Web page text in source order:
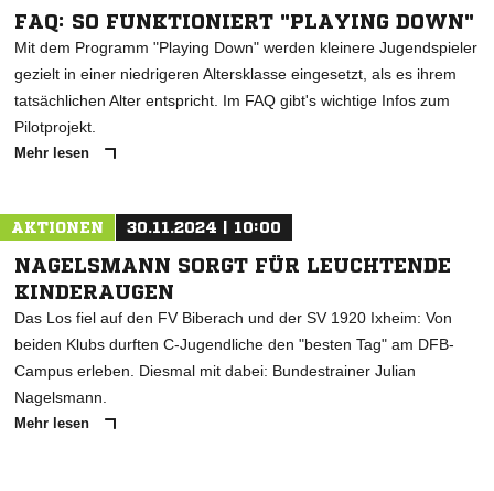
FAQ: SO FUNKTIONIERT "PLAYING DOWN"
Mit dem Programm "Playing Down" werden kleinere Jugendspieler
gezielt in einer niedrigeren Altersklasse eingesetzt, als es ihrem
tatsächlichen Alter entspricht. Im FAQ gibt's wichtige Infos zum
Pilotprojekt.
Mehr lesen
AKTIONEN 30.11.2024 | 10:00
NAGELSMANN SORGT FÜR LEUCHTENDE
KINDERAUGEN
Das Los fiel auf den FV Biberach und der SV 1920 Ixheim: Von
beiden Klubs durften C-Jugendliche den "besten Tag" am DFB-
Campus erleben. Diesmal mit dabei: Bundestrainer Julian
Nagelsmann.
Mehr lesen